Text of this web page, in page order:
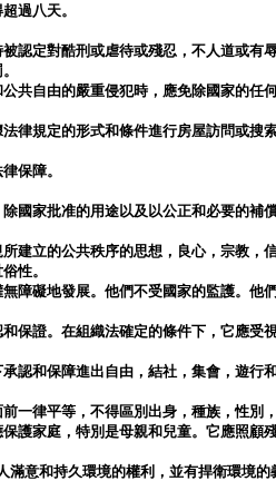
過八天。
認定對酷刑或虐待或殘忍，不人道或有
共自由的嚴重侵犯時，應免除國家的任
律規定的形式和條件進行房屋訪問或搜索
保障。
國家批准的用途以及以公正和必要的補
建立的公共秩序的思想，良心，宗教，
性。
障礙地發展。他們不受國家的監護。他
保證。在組織法確定的條件下，它應受
認和保障進出自由，結社，集會，遊行
一律平等，不得區別出身，種族，性別
護家庭，特別是母親和兒童。它應照顧
滿意和持久環境的權利，並有捍衛環境的